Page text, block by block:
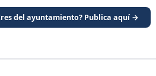
del ayuntamiento? Publica aquí →